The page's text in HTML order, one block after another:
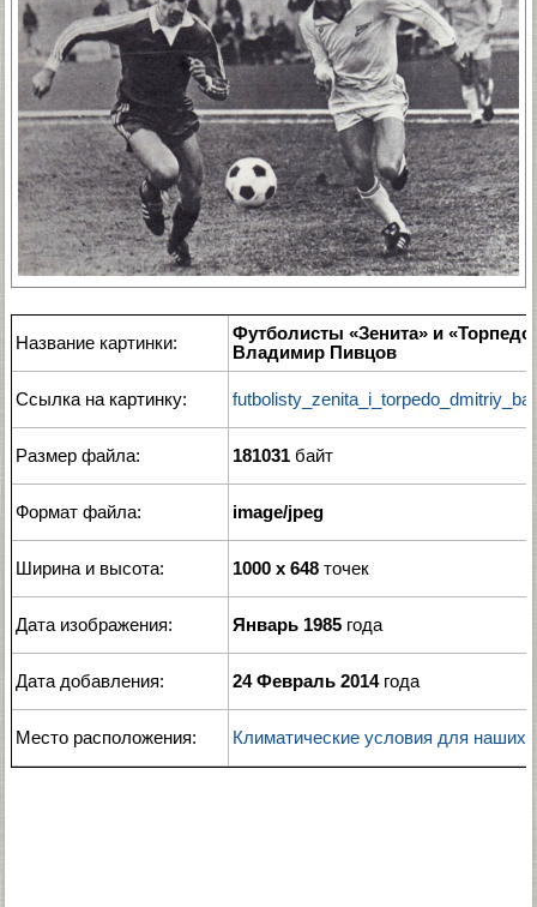
Название картинки:
Футболисты «Зенита» и
Владимир Пивцов
Ссылка на картинку:
Размер файла: 181031 байт
Формат файла: image/jpeg
Ширина и высота: 1000 x 648 точек
Дата изображения: Январь 1985 года
Дата добавления: 24 Февраль 2014года
Место расположения: Климатические условия для наших